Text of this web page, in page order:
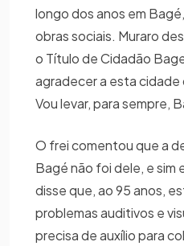
longo dos anos em
obras sociais. Muraro
o Título de Cidadão
agradecer a esta
Vou levar, para sempre,
O frei comentou que a
Bagé não foi dele, e sim
disse que, ao 95 anos,
problemas auditivos e
precisa de auxílio para